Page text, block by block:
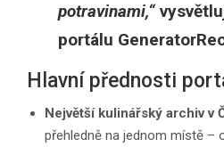
potravinami,“
portálu
Hlavní přednosti
Největší kulinářský archiv v
přehledně na jednom místě –